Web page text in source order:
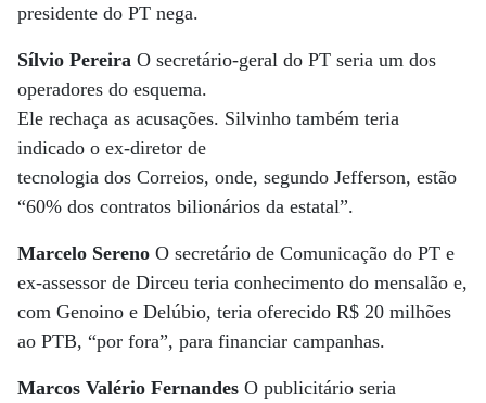
presidente do PT nega.
Sílvio Pereira O secretário-geral do PT seria um dos
operadores do esquema.
Ele rechaça as acusações. Silvinho também teria
indicado o ex-diretor de
tecnologia dos Correios, onde, segundo Jefferson, estão
“60% dos contratos bilionários da estatal”.
Marcelo Sereno O secretário de Comunicação do PT e
ex-assessor de Dirceu teria conhecimento do mensalão e,
com Genoino e Delúbio, teria oferecido R$ 20 milhões
ao PTB, “por fora”, para financiar campanhas.
Marcos Valério Fernandes O publicitário seria